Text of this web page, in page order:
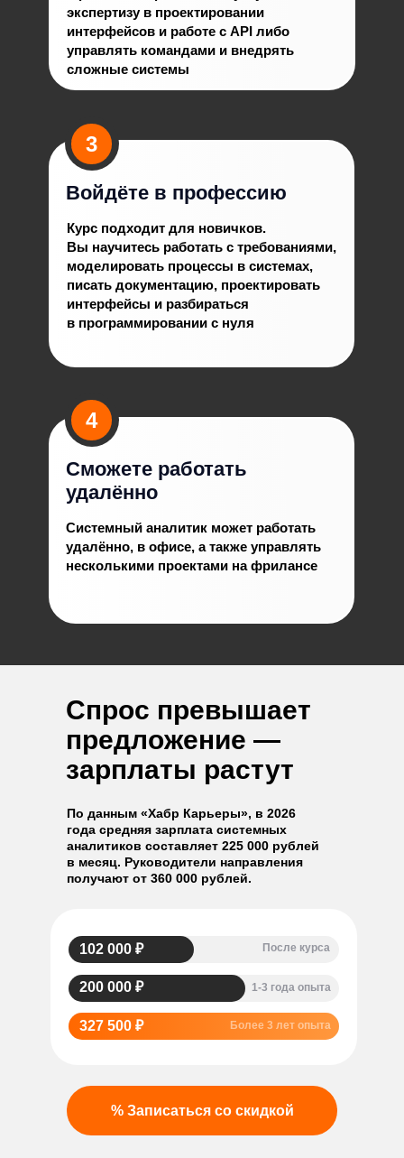
экспертизу в проектировании
интерфейсов и работе с API либо
управлять командами и внедрять
сложные системы
Войдёте в профессию
Курс подходит для новичков.
Вы научитесь работать с требованиями,
моделировать процессы в системах,
писать документацию, проектировать
интерфейсы и разбираться
в программировании с нуля
3
Сможете работать
удалённо
Системный аналитик может работать
удалённо, в офисе, а также управлять
несколькими проектами на фрилансе
4
102 000 ₽
200 000 ₽
327 500 ₽
После курса
1-3 года опыта
Более 3 лет опыта
Спрос превышает
предложение —
зарплаты растут
По данным «Хабр Карьеры», в 2026
года средняя зарплата системных
аналитиков составляет 225 000 рублей
в месяц. Руководители направления
получают от 360 000 рублей.
Начинающий
Продвинутый
% Записаться со скидкой